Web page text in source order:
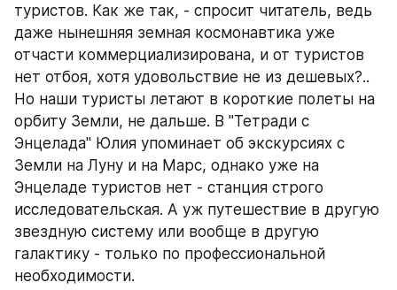
туристов. Как же так, - спросит читатель, ведь
даже нынешняя земная космонавтика уже
отчасти коммерциализирована, и от туристов
нет отбоя, хотя удовольствие не из дешевых?..
Но наши туристы летают в короткие полеты на
орбиту Земли, не дальше. В "Тетради с
Энцелада" Юлия упоминает об экскурсиях с
Земли на Луну и на Марс, однако уже на
Энцеладе туристов нет - станция строго
исследовательская. А уж путешествие в другую
звездную систему или вообще в другую
галактику - только по профессиональной
необходимости.